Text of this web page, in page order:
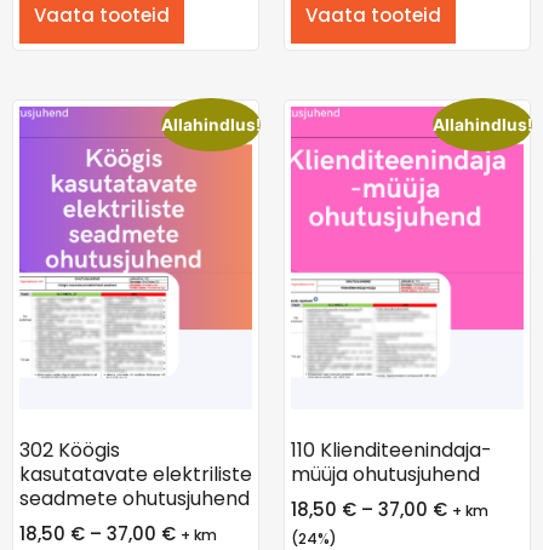
Vaata tooteid Vaata tooteid
Allahindlus!
302 Köögis
kasutatavate elektriliste
seadmete ohutusjuhend
18,50 € – 37,00 € + km
Allahindlus!
110 Klienditeenindaja-
müüja ohutusjuhend
18,50 € – 37,00 € + km
(24%)